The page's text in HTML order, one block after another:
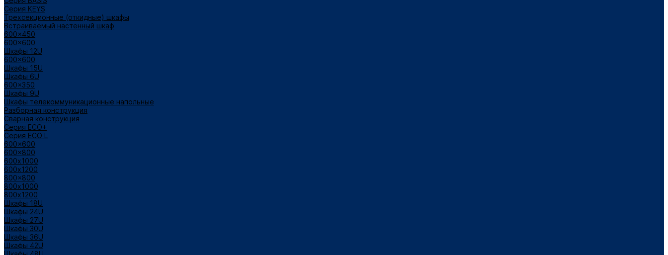
Cерия KEYS
Трехсекционные (откидные) шкафы
Встраиваемый настенный шкаф
600x450
600x600
Шкафы 12U
600x600
Шкафы 15U
Шкафы 6U
600x350
Шкафы 9U
Шкафы телекоммуникационные напольные
Разборная конструкция
Сварная конструкция
Серия ECO+
Серия ECO L
600x600
600x800
600х1000
600х1200
800x800
800х1000
800х1200
Шкафы 18U
Шкафы 24U
Шкафы 27U
Шкафы 30U
Шкафы 36U
Шкафы 42U